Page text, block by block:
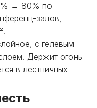
→ 80% по
залов,
с гелевым
Держит огонь
в лестничных